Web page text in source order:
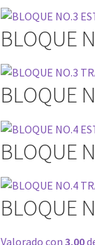
BLOQUE
BLOQUE
BLOQUE
BLOQUE
Valorado con3.00